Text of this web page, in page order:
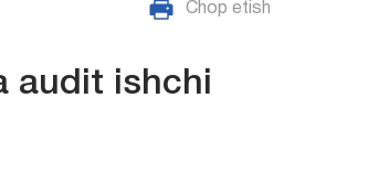
Chop etish
audit ishchi